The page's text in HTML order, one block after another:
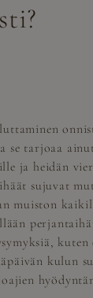
se tarjoaa
ja heidän
sujuvat
muiston
kuten
kulun